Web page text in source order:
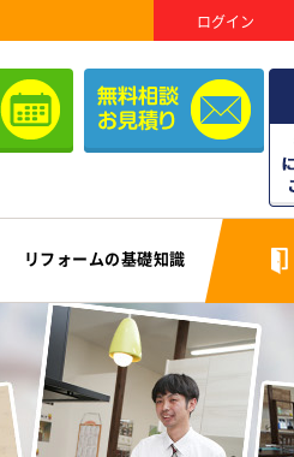
ログイン
リフォームの基礎知識